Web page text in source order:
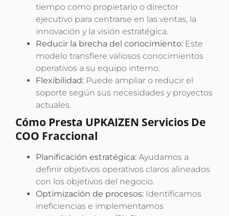
tiempo como propietario o director
ejecutivo para centrarse en las ventas, la
innovación y la visión estratégica.
Reducir la brecha del conocimiento: Este
modelo transfiere valiosos conocimientos
operativos a su equipo interno.
Flexibilidad: Puede ampliar o reducir el
soporte según sus necesidades y proyectos
actuales.
Cómo Presta UPKAIZEN Servicios De
COO Fraccional
Planificación estratégica: Ayudamos a
definir objetivos operativos claros alineados
con los objetivos del negocio.
Optimización de procesos: Identificamos
ineficiencias e implementamos